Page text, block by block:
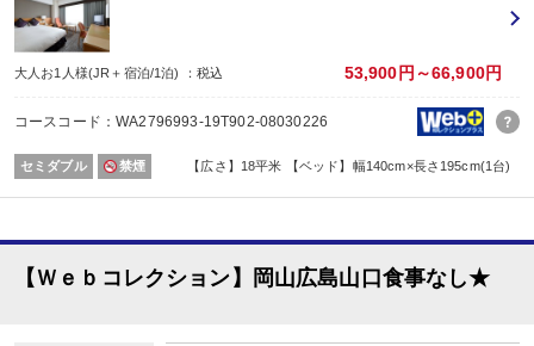
大人お1人様(JR＋宿泊/1泊) ：税込 53,900円～66,900円
コースコード：WA2796993-19T902-08030226
セミダブル 禁煙 【広さ】18平米 【ベッド】幅140cm×長さ195cm(1台)
【Ｗｅｂコレクション】岡山広島山口食事なし★